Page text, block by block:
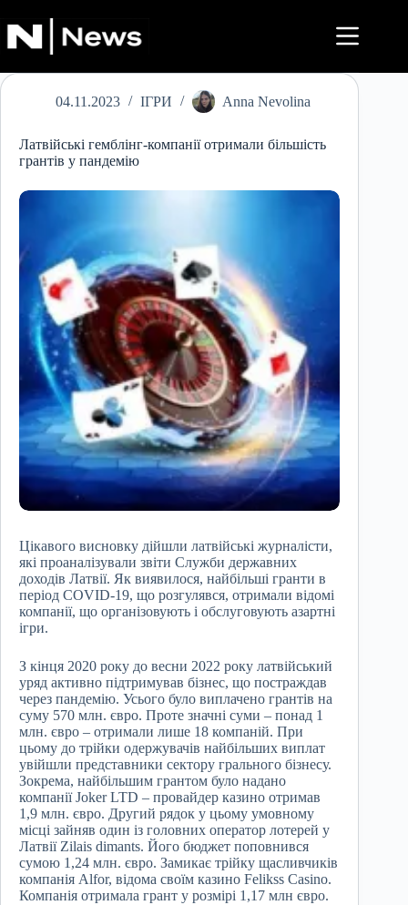
до
вмісту
04.11.2023 ІГРИ Anna Nevolina
Латвійські гемблінг-компанії отримали більшість
грантів у пандемію
Цікавого висновку дійшли латвійські журналісти,
які проаналізували звіти Служби державних
доходів Латвії. Як виявилося, найбільші гранти в
період COVID-19, що розгулявся, отримали відомі
компанії, що організовують і обслуговують азартні
ігри.
З кінця 2020 року до весни 2022 року латвійський
уряд активно підтримував бізнес, що постраждав
через пандемію. Усього було виплачено грантів на
суму 570 млн. євро. Проте значні суми – понад 1
млн. євро – отримали лише 18 компаній. При
цьому до трійки одержувачів найбільших виплат
увійшли представники сектору грального бізнесу.
Зокрема, найбільшим грантом було надано
компанії Joker LTD – провайдер казино отримав
1,9 млн. євро. Другий рядок у цьому умовному
місці зайняв один із головних оператор лотерей у
Латвії Zilais dimants. Його бюджет поповнився
сумою 1,24 млн. євро. Замикає трійку щасливчиків
компанія Alfor, відома своїм казино Felikss Casino.
Компанія отримала грант у розмірі 1,17 млн євро.